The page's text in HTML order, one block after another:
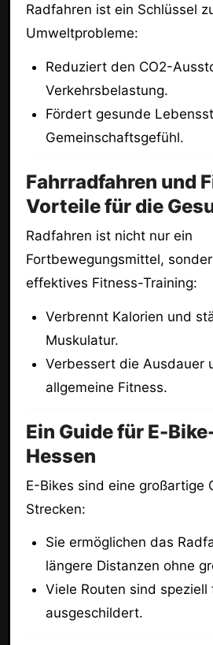
Radfahren ist ein Schlüssel
Umweltprobleme:
Reduziert den CO2-
Verkehrsbelastung.
Fördert gesunde
Gemeinschaftsgefühl.
Fahrradfahren und
Vorteile für die
Radfahren ist nicht nur ein
Fortbewegungsmittel,
effektives Fitness-Training:
Verbrennt Kalorien und
Muskulatur.
Verbessert die Ausdauer
allgemeine Fitness.
Ein Guide für E-
Hessen
E-Bikes sind eine großartige
Strecken:
Sie ermöglichen das
längere Distanzen ohne
Viele Routen sind speziell
ausgeschildert.